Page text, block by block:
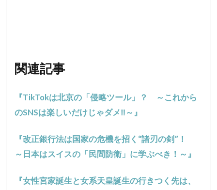
関連記事
『TikTokは北京の「侵略ツール」？ ～これから
のSNSは楽しいだけじゃダメ‼～』
『改正銀行法は国家の危機を招く“諸刃の剣”！
～日本はスイスの「民間防衛」に学ぶべき！～』
『女性宮家誕生と女系天皇誕生の行きつく先は、